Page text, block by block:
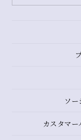
ソ
カスタマ